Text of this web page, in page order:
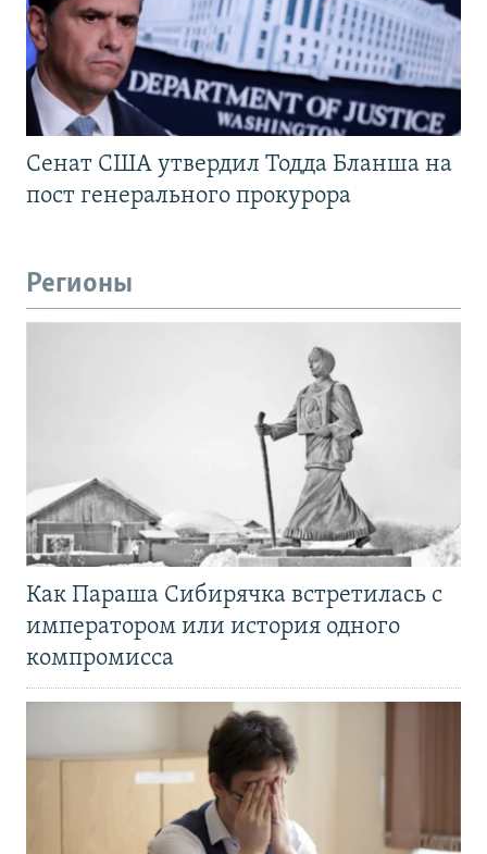
Сенат США утвердил Тодда Бланша на
пост генерального прокурора
Регионы
Как Параша Сибирячка встретилась с
императором или история одного
компромисса